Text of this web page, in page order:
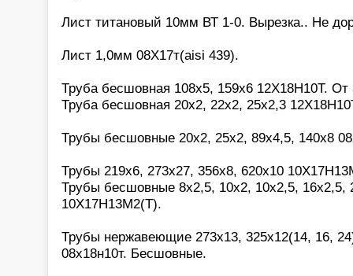
Лист титановый 10мм ВТ 1-0. Вырезка.. Не
Лист 1,0мм 08Х17т(aisi 439).
Труба бесшовная 108х5, 159х6 12Х18Н10Т.
Труба бесшовная 20х2, 22х2, 25х2,3
Трубы бесшовные 20х2, 25х2, 89х4,5, 140х8
Трубы 219х6, 273х27, 356х8, 620х10
Трубы бесшовные 8х2,5, 10х2, 10х2,5, 16х2,5,
10Х17Н13М2(Т).
Трубы нержавеющие 273х13, 325х12(14, 16,
08х18н10т. Бесшовные.